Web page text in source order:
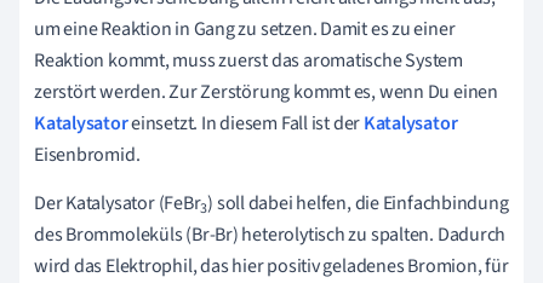
um eine Reaktion in Gang zu setzen. Damit es zu einer
Reaktion kommt, muss zuerst das aromatische System
zerstört werden. Zur Zerstörung kommt es, wenn Du einen
Katalysatoreinsetzt. In diesem Fall ist derKatalysator
Eisenbromid.
DerKatalysator(FeBr3) soll dabei helfen, die Einfachbindung
des Brommoleküls (Br-Br) heterolytisch zu spalten. Dadurch
wird das Elektrophil, das hier positiv geladenes Bromion, für